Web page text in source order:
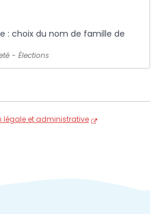
: choix du nom de famille de
- Élections
légale et administrative